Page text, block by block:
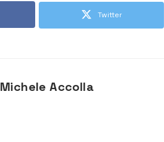
Twitter
Michele Accolla